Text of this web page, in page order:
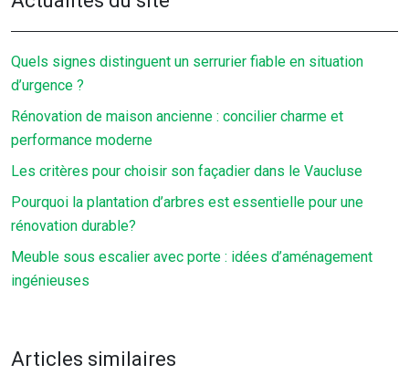
Quels signes distinguent un serrurier fiable en situation
d’urgence ?
Rénovation de maison ancienne : concilier charme et
performance moderne
Les critères pour choisir son façadier dans le Vaucluse
Pourquoi la plantation d’arbres est essentielle pour une
rénovation durable?
Meuble sous escalier avec porte : idées d’aménagement
ingénieuses
Articles similaires